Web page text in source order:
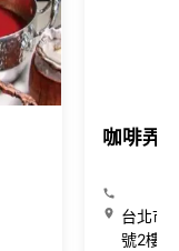
咖啡弄
台北市
號2樓